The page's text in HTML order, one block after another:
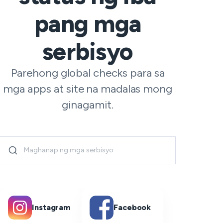
pang mga
serbisyo
Parehong global checks para sa
mga apps at site na madalas mong
ginagamit.
Instagram Facebook